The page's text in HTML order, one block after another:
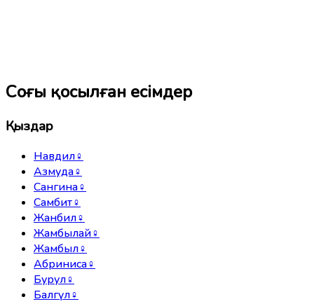
Соңғы қосылған есімдер
Қыздар
Навдил♀
Азмуда♀
Сангина♀
Самбит♀
Жанбил♀
Жамбылай♀
Жамбыл♀
Абриниса♀
Бурул♀
Балгүл♀